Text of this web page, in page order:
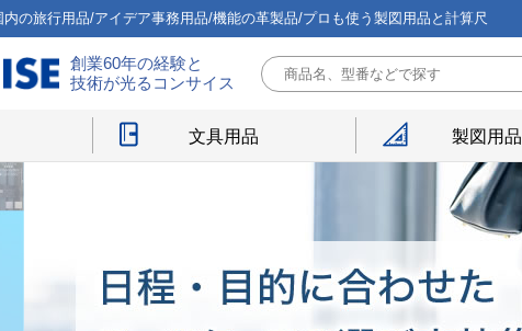
の旅行用品/アイデア事務用品/機能の革製品/プロも使う製図用品と計算尺
創業60年の経験と
技術が光るコンサイス
文具用品 製図用品